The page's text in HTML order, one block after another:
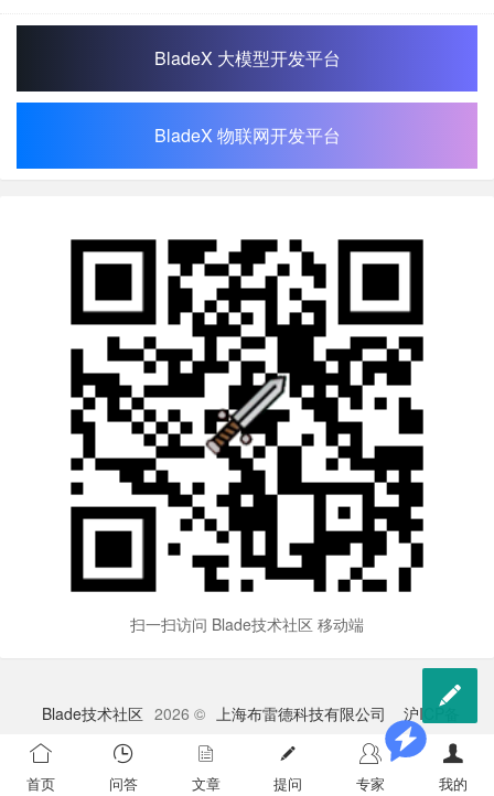
BladeX 大模型开发平台
BladeX 物联网开发平台
扫一扫访问 Blade技术社区 移动端
Blade技术社区 2026 © 上海布雷德科技有限公司
沪ICP备
2023009528号-1
苏公网安备 32041102000998号
首页 问答 文章 提问 专家 我的
